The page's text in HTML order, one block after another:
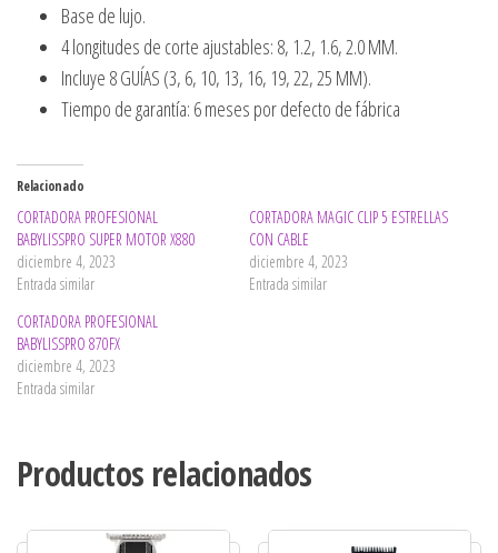
Base de lujo.
4 longitudes de corte ajustables: 8, 1.2, 1.6, 2.0 MM.
Incluye 8 GUÍAS (3, 6, 10, 13, 16, 19, 22, 25 MM).
Tiempo de garantía: 6 meses por defecto de fábrica
Relacionado
CORTADORA PROFESIONAL
BABYLISSPRO SUPER MOTOR X880
diciembre 4, 2023
Entrada similar
CORTADORA MAGIC CLIP 5 ESTRELLAS
CON CABLE
diciembre 4, 2023
Entrada similar
CORTADORA PROFESIONAL
BABYLISSPRO 870FX
diciembre 4, 2023
Entrada similar
Productos relacionados